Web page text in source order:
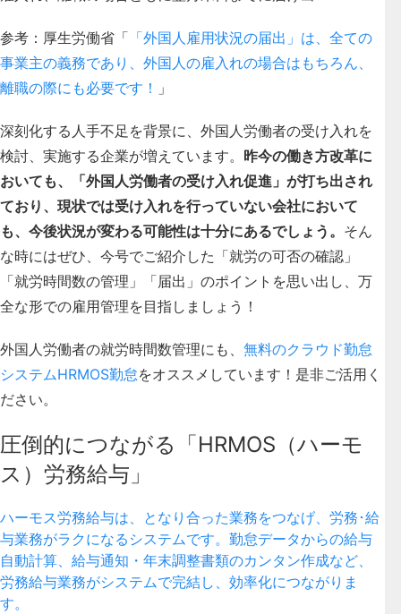
参考：厚生労働省「 「外国人雇用状況の届出」は、全ての
事業主の義務であり、外国人の雇入れの場合はもちろん、
離職の際にも必要です！
」
深刻化する人手不足を背景に、外国人労働者の受け入れを
検討、実施する企業が増えています。 昨今の働き方改革に
おいても、「外国人労働者の受け入れ促進」が打ち出され
ており、現状では受け入れを行っていない会社において
も、今後状況が変わる可能性は十分にあるでしょう。 そん
な時にはぜひ、今号でご紹介した「就労の可否の確認」
「就労時間数の管理」「届出」のポイントを思い出し、万
全な形での雇用管理を目指しましょう！
外国人労働者の就労時間数管理にも、 無料のクラウド勤怠
システムHRMOS勤怠をオススメしています！是非ご活用く
ださい。
圧倒的につながる「HRMOS（ハーモ
ス）労務給与」
ハーモス労務給与は、となり合った業務をつなげ、労務･給
与業務がラクになるシステムです。勤怠データからの給与
自動計算、給与通知・年末調整書類のカンタン作成など、
労務給与業務がシステムで完結し、効率化につながりま
す。